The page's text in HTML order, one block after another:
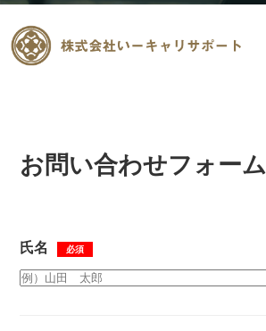
お問い合わせフォーム
氏名 必須